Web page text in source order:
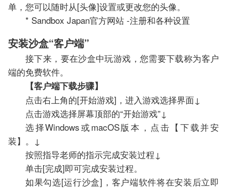
单，您可以随时从[头像]设置或更改您的头像。
* Sandbox Japan官方网站 -注册和各种设置
安装沙盒“客户端”
接下来，要在沙盒中玩游戏，您需要下载称为客户
端的免费软件。
【客户端下载步骤】
点击右上角的[开始游戏]，进入游戏选择界面↓
点击游戏选择屏幕顶部的“开始游戏”↓
选择Windows或macOS版本，点击【下载并安
装】。↓
按照指导老师的指示完成安装过程↓
单击[完成]即可完成安装过程。
如果勾选[运行沙盒]，客户端软件将在安装后立即